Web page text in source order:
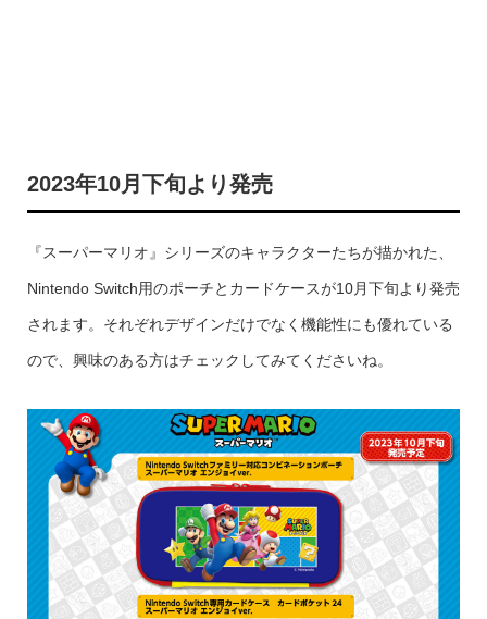
2023年10月下旬より発売
『スーパーマリオ』シリーズのキャラクターたちが描かれた、
Nintendo Switch用のポーチとカードケースが10月下旬より発売
されます。それぞれデザインだけでなく機能性にも優れている
ので、興味のある方はチェックしてみてくださいね。